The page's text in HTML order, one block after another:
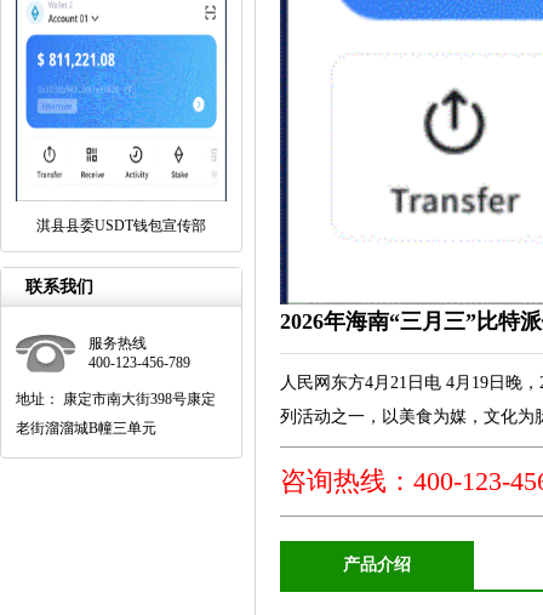
淇县县委USDT钱包宣传部
联系我们
服务热线
400-123-456-789
地址： 康定市南大街398号康定
老街溜溜城B幢三单元
2026年海南“三月三”比特
人民网东方4月21日电 4月19日晚
列活动之一，以美食为媒，文化为
咨询热线：400-123-
产品介绍